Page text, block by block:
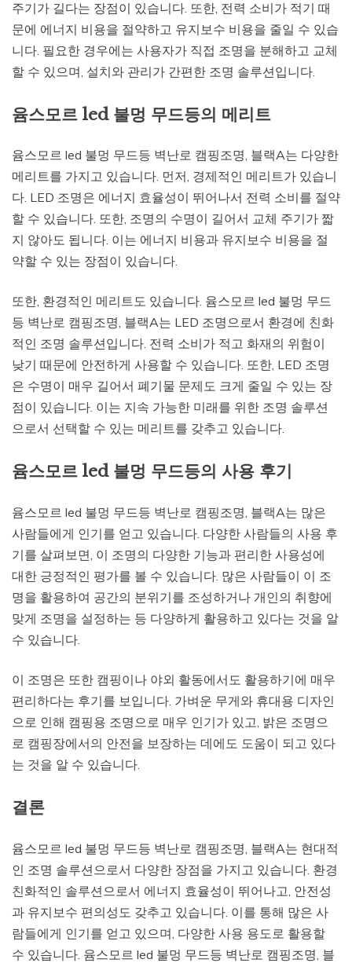
주기가 길다는 장점이 있습니다. 또한, 전력 소비가 적기 때
문에 에너지 비용을 절약하고 유지보수 비용을 줄일 수 있습
니다. 필요한 경우에는 사용자가 직접 조명을 분해하고 교체
할 수 있으며, 설치와 관리가 간편한 조명 솔루션입니다.
윰스모르 led 불멍 무드등의 메리트
윰스모르 led 불멍 무드등 벽난로 캠핑조명, 블랙A는 다양한
메리트를 가지고 있습니다. 먼저, 경제적인 메리트가 있습니
다. LED 조명은 에너지 효율성이 뛰어나서 전력 소비를 절약
할 수 있습니다. 또한, 조명의 수명이 길어서 교체 주기가 짧
지 않아도 됩니다. 이는 에너지 비용과 유지보수 비용을 절
약할 수 있는 장점이 있습니다.
또한, 환경적인 메리트도 있습니다. 윰스모르 led 불멍 무드
등 벽난로 캠핑조명, 블랙A는 LED 조명으로서 환경에 친화
적인 조명 솔루션입니다. 전력 소비가 적고 화재의 위험이
낮기 때문에 안전하게 사용할 수 있습니다. 또한, LED 조명
은 수명이 매우 길어서 폐기물 문제도 크게 줄일 수 있는 장
점이 있습니다. 이는 지속 가능한 미래를 위한 조명 솔루션
으로서 선택할 수 있는 메리트를 갖추고 있습니다.
윰스모르 led 불멍 무드등의 사용 후기
윰스모르 led 불멍 무드등 벽난로 캠핑조명, 블랙A는 많은
사람들에게 인기를 얻고 있습니다. 다양한 사람들의 사용 후
기를 살펴보면, 이 조명의 다양한 기능과 편리한 사용성에
대한 긍정적인 평가를 볼 수 있습니다. 많은 사람들이 이 조
명을 활용하여 공간의 분위기를 조성하거나 개인의 취향에
맞게 조명을 설정하는 등 다양하게 활용하고 있다는 것을 알
수 있습니다.
이 조명은 또한 캠핑이나 야외 활동에서도 활용하기에 매우
편리하다는 후기를 보입니다. 가벼운 무게와 휴대용 디자인
으로 인해 캠핑용 조명으로 매우 인기가 있고, 밝은 조명으
로 캠핑장에서의 안전을 보장하는 데에도 도움이 되고 있다
는 것을 알 수 있습니다.
결론
윰스모르 led 불멍 무드등 벽난로 캠핑조명, 블랙A는 현대적
인 조명 솔루션으로서 다양한 장점을 가지고 있습니다. 환경
친화적인 솔루션으로서 에너지 효율성이 뛰어나고, 안전성
과 유지보수 편의성도 갖추고 있습니다. 이를 통해 많은 사
람들에게 인기를 얻고 있으며, 다양한 사용 용도로 활용할
수 있습니다. 윰스모르 led 불멍 무드등 벽난로 캠핑조명, 블